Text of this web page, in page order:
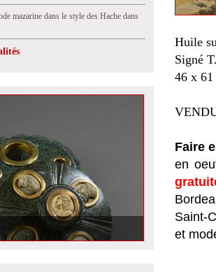
mazarine dans le style des Hache dans
Huile
Signé
46 x 61
Faire
en
Saint-
et